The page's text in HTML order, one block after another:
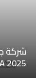
شركة
2025